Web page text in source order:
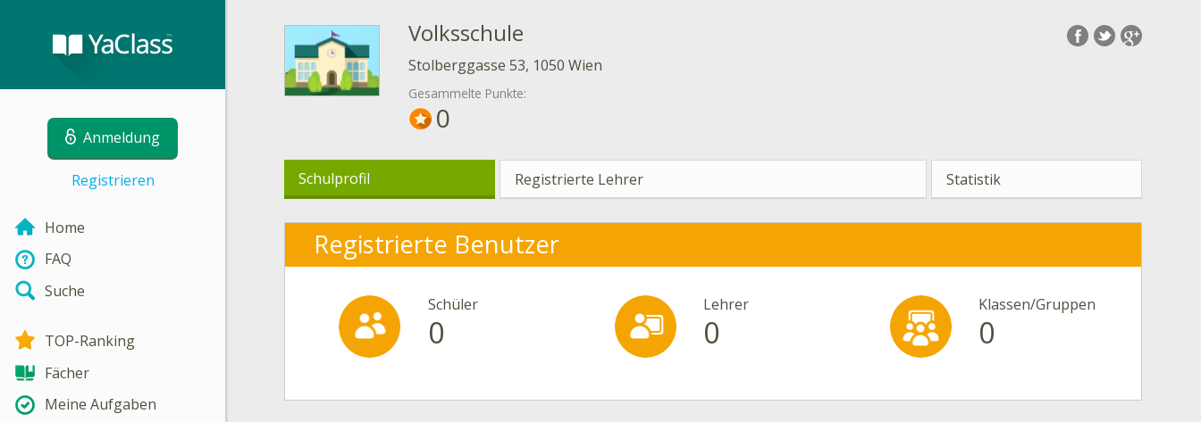
Anmeldung
Registrieren
Home
FAQ
Suche
TOP-Ranking
Fächer
Meine Aufgaben
Volksschule
Stolberggasse 53, 1050 Wien
Gesammelte Punkte:
0
Schulprofil Registrierte Lehrer Statistik
Registrierte Benutzer
Schüler
0
Lehrer
0
Klassen/Gruppen
0